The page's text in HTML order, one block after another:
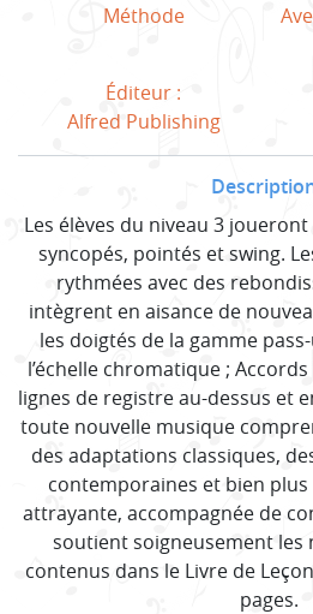
Méthode
Éditeur :
Alfred Publishing
Les élèves du niveau 3
syncopés, pointés et swing.
rythmées avec des
intègrent en aisance de
les doigtés de la gamme
l’échelle chromatique ; Accords
lignes de registre au-dessus et
toute nouvelle musique
des adaptations classiques,
contemporaines et bien
attrayante, accompagnée de
soutient soigneusement les
contenus dans le Livre de
pages.